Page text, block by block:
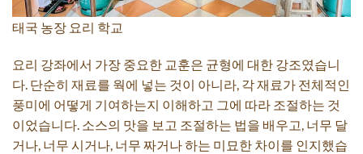
태국 농장 요리 학교
요리 강좌에서 가장 중요한 교훈은 균형에 대한 강조였습니
다. 단순히 재료를 웍에 넣는 것이 아니라, 각 재료가 전체적인
풍미에 어떻게 기여하는지 이해하고 그에 따라 조절하는 것
이었습니다. 소스의 맛을 보고 조절하는 법을 배우고, 너무 달
거나, 너무 시거나, 너무 짜거나 하는 미묘한 차이를 인지했습